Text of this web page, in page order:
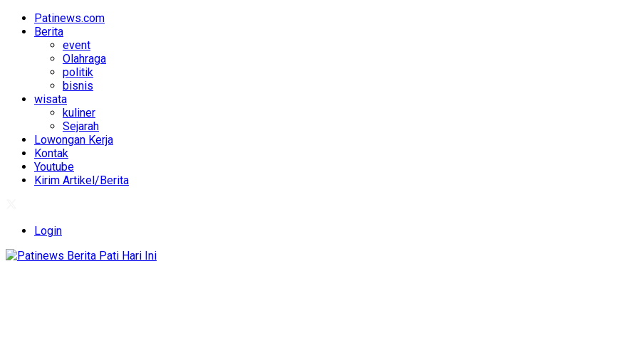
Patinews.com
Berita
event
Olahraga
politik
bisnis
wisata
kuliner
Sejarah
Lowongan Kerja
Kontak
Youtube
Kirim Artikel/Berita
Login